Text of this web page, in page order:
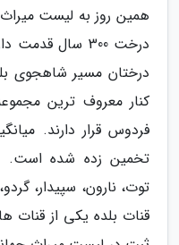
همین روز به لیست
درختان مسیر شاهجوی
کنار معروف ترین
تخمین زده شده است.
توت، نارون، سپیدار،
قنات بلده یکی از